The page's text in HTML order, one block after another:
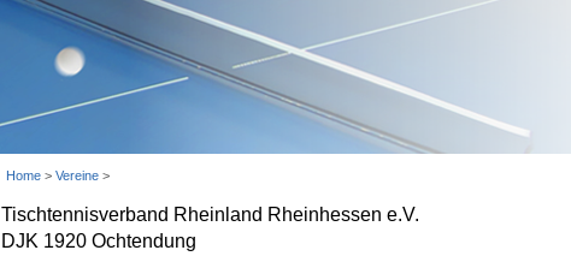
Home > Vereine >
Tischtennisverband Rheinland Rheinhessen e.V.
DJK 1920 Ochtendung